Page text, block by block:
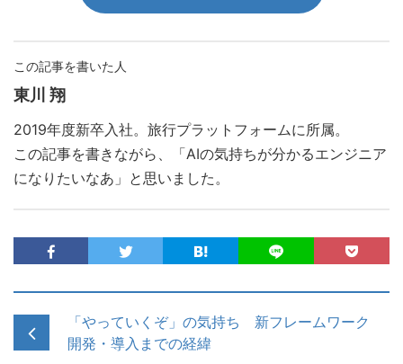
この記事を書いた人
東川 翔
2019年度新卒入社。旅行プラットフォームに所属。
この記事を書きながら、「AIの気持ちが分かるエンジニア
になりたいなあ」と思いました。
「やっていくぞ」の気持ち 新フレームワーク
開発・導入までの経緯